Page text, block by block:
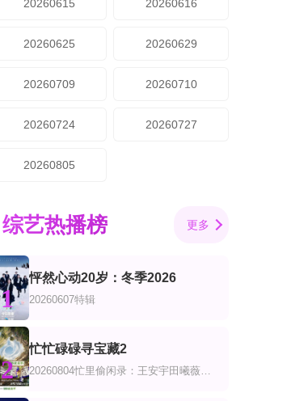
20260615 20260616
20260625 20260629
20260709 20260710
20260724 20260727
20260805
综艺热播榜 更多
1
怦然心动20岁：冬季2026
20260607特辑
2
忙忙碌碌寻宝藏2
20260804忙里偷闲录：王安宇田曦薇共创